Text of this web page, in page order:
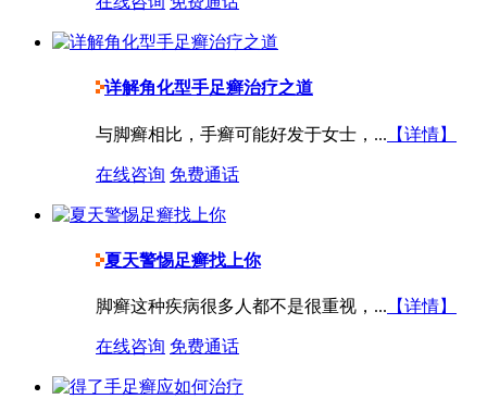
详解角化型手足癣治疗之道
与脚癣相比，手癣可能好发于女士，... 【详情】
在线咨询 免费通话
夏天警惕足癣找上你
脚癣这种疾病很多人都不是很重视，... 【详情】
在线咨询 免费通话